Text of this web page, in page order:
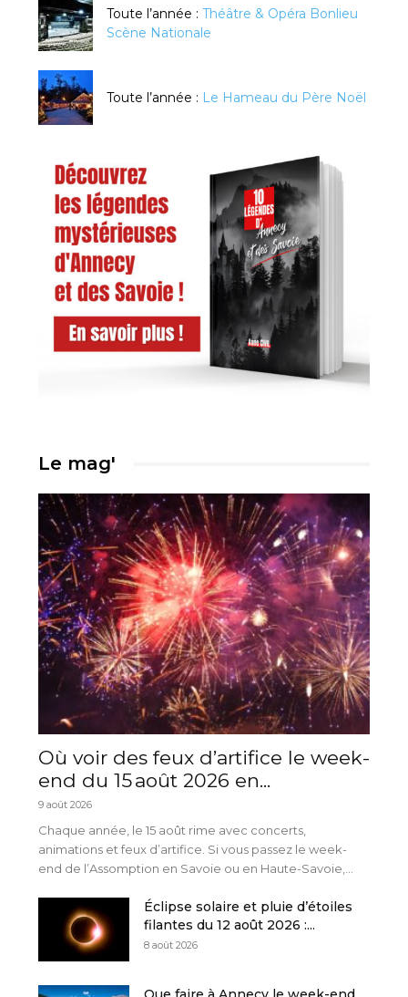
Toute l’année : Théâtre & Opéra Bonlieu
Scène Nationale
Toute l’année : Le Hameau du Père Noël
Le mag'
Où voir des feux d’artifice le week-
end du 15 août 2026 en...
9 août 2026
Chaque année, le 15 août rime avec concerts,
animations et feux d’artifice. Si vous passez le week-
end de l’Assomption en Savoie ou en Haute-Savoie,...
Éclipse solaire et pluie d’étoiles
filantes du 12 août 2026 :...
8 août 2026